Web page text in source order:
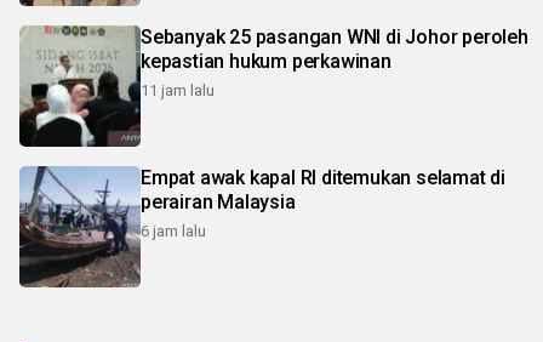
Sebanyak 25 pasangan WNI di Johor peroleh
kepastian hukum perkawinan
11 jam lalu
Empat awak kapal RI ditemukan selamat di
perairan Malaysia
6 jam lalu